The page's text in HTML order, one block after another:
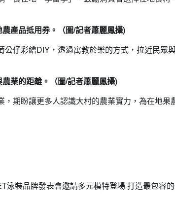
產品抵用券。（圖/記者蕭麗鳳攝)
仔彩繪DIY，透過寓教於樂的方式，拉近民眾
業的距離。（圖/記者蕭麗鳳攝)
期盼讓更多人認識大村的農業實力，為在地果
泳裝品牌發表會邀請多元模特登場 打造最包容